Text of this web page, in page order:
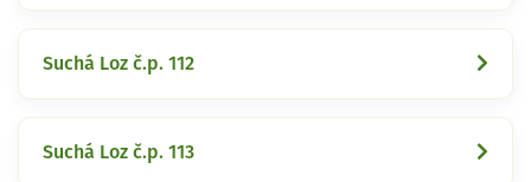
Suchá Loz č.p. 112
Suchá Loz č.p. 113